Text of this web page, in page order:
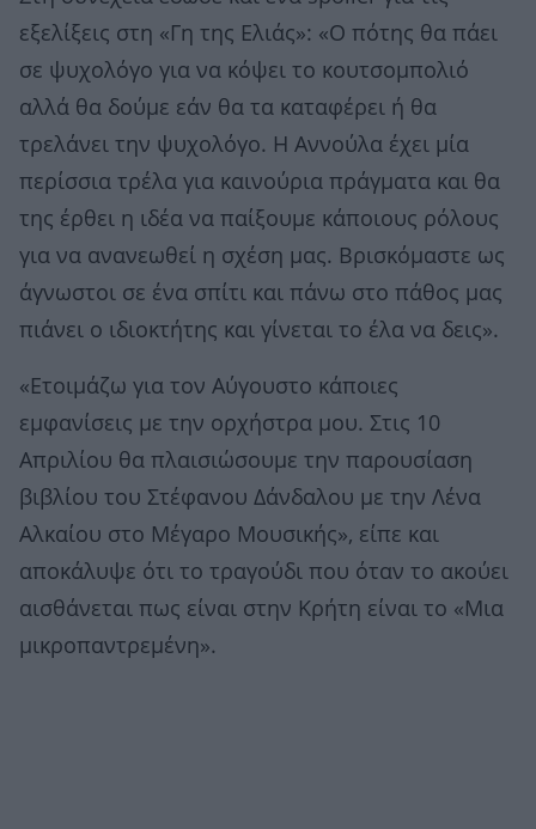
εξελίξεις στη «Γη της Ελιάς»: «Ο πότης θα πάει
σε ψυχολόγο για να κόψει το κουτσομπολιό
αλλά θα δούμε εάν θα τα καταφέρει ή θα
τρελάνει την ψυχολόγο. Η Αννούλα έχει μία
περίσσια τρέλα για καινούρια πράγματα και θα
της έρθει η ιδέα να παίξουμε κάποιους ρόλους
για να ανανεωθεί η σχέση μας. Βρισκόμαστε ως
άγνωστοι σε ένα σπίτι και πάνω στο πάθος μας
πιάνει ο ιδιοκτήτης και γίνεται το έλα να δεις».
«Ετοιμάζω για τον Αύγουστο κάποιες
εμφανίσεις με την ορχήστρα μου. Στις 10
Απριλίου θα πλαισιώσουμε την παρουσίαση
βιβλίου του Στέφανου Δάνδαλου με την Λένα
Αλκαίου στο Μέγαρο Μουσικής», είπε και
αποκάλυψε ότι το τραγούδι που όταν το ακούει
αισθάνεται πως είναι στην Κρήτη είναι το «Μια
μικροπαντρεμένη».